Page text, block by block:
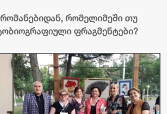
რომელიმეში თუ
ფრაგმენტები?